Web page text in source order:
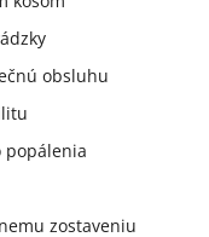
obsluhu
popálenia
zostaveniu